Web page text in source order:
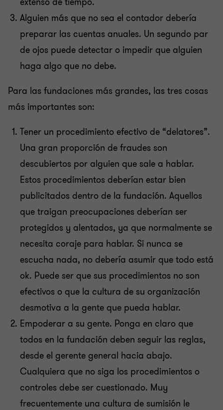
Alguien más que no sea el contador debería
preparar las cuentas anuales. Un segundo par
de ojos puede detectar o impedir que alguien
haga algo que no debe.
Para las fundaciones más grandes, las tres cosas
más importantes son:
Tener un procedimiento efectivo de “delatores”.
Una gran proporción de fraudes son
descubiertos por alguien que sale a hablar.
Estos procedimientos deberían estar bien
publicitados dentro de la fundación. Aquellos
que traigan preocupaciones deberían ser
protegidos y alentados, ya que normalmente se
necesita coraje para hablar. Si nunca se
escucha nada, no debería asumir que todo está
ok. Puede ser que sus procedimientos no son
efectivos o que la cultura de su organización
desmotiva a la gente que pueda hablar.
Empoderar a su gente. Ponga en claro que
todos en la fundación deben seguir las reglas,
desde el gerente general hacia abajo.
Cualquiera que no siga los procedimientos o
controles debe ser cuestionado. Muy
frecuentemente una cultura de sumisión le